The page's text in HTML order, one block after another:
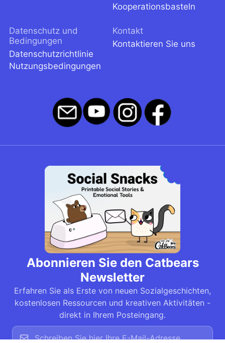
Kooperationsbasteln
Datenschutz und
Bedingungen
Datenschutzrichtlinie
Nutzungsbedingungen
Kontakt
Kontaktieren Sie uns
Abonnieren Sie den Catbears
Newsletter
Erfahren Sie als Erste von neuen Sozialgeschichten,
kostenlosen Ressourcen und kreativen Aktivitäten -
direkt in Ihrem Posteingang.